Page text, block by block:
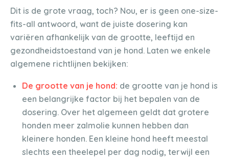
Dit is de grote vraag, toch? Nou, er is geen one-size-
fits-all antwoord, want de juiste dosering kan
variëren afhankelijk van de grootte, leeftijd en
gezondheidstoestand van je hond. Laten we enkele
algemene richtlijnen bekijken:
De grootte van je hond: de grootte van je hond is
een belangrijke factor bij het bepalen van de
dosering. Over het algemeen geldt dat grotere
honden meer zalmolie kunnen hebben dan
kleinere honden. Een kleine hond heeft meestal
slechts een theelepel per dag nodig, terwijl een